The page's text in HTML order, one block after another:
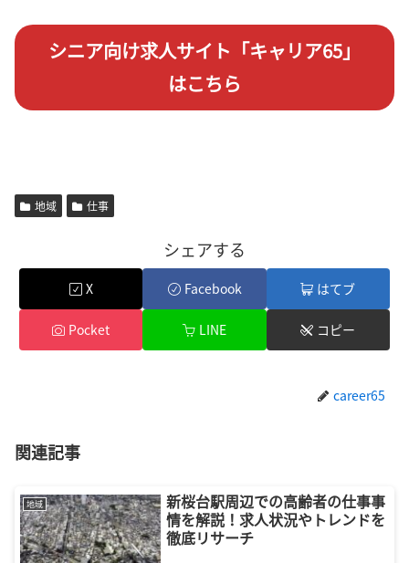
シニア向け求人サイト「キャリア65」
はこちら
地域 仕事
シェアする
X Facebook はてブ
Pocket LINE コピー
career65
関連記事
地域
新桜台駅周辺での高齢者の仕事事
情を解説！求人状況やトレンドを
徹底リサーチ